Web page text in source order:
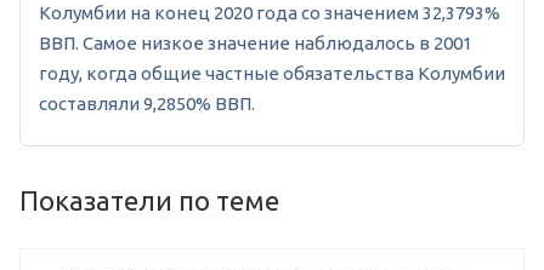
Колумбии на конец 2020 года со значением 32,3793%
ВВП. Самое низкое значение наблюдалось в 2001
году, когда общие частные обязательства Колумбии
составляли 9,2850% ВВП.
Показатели по теме